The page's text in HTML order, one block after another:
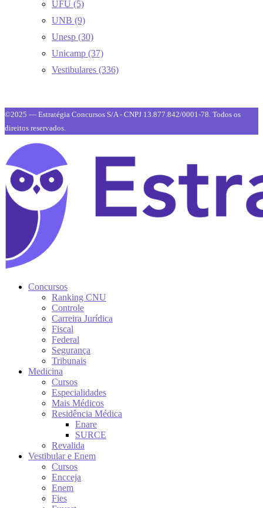
UFU (5)
UNB (9)
Unesp (30)
Unicamp (37)
Vestibulares (336)
©2025 — Estratégia Concursos S/A - CNPJ 13.877.842/0001-78. Todos os
direitos reservados.
Concursos
Ranking CNU
Controle
Carreira Jurídica
Fiscal
Federal
Segurança
Tribunais
Medicina
Cursos
Especialidades
Mais Médicos
Residência Médica
Enare
SURCE
Revalida
Vestibular e Enem
Cursos
Encceja
Enem
Fies